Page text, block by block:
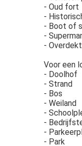
- Oud fort
-
- Boot of
-
-
Voor een
- Doolhof
- Strand
- Bos
- Weiland
-
-
-
- Park